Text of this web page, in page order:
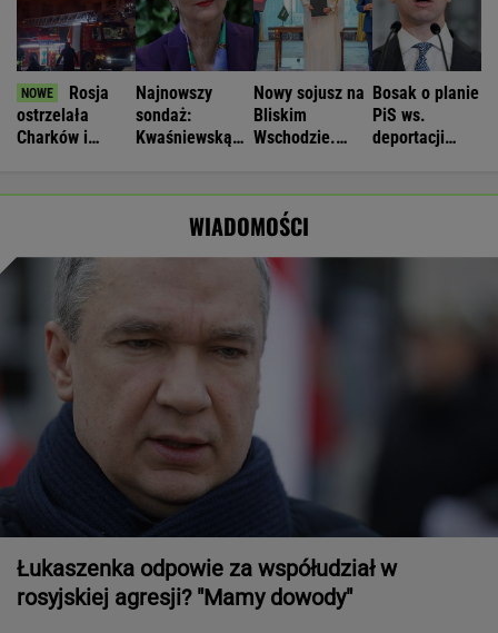
Rosja
ostrzelała
Charków i
Najnowszy
sondaż:
Kwaśniewską
Nowy sojusz na
Bliskim
Wschodzie.
Bosak o planie
PiS ws.
deportacji
WIADOMOŚCI
Łukaszenka odpowie za współudział w
rosyjskiej agresji? "Mamy dowody"